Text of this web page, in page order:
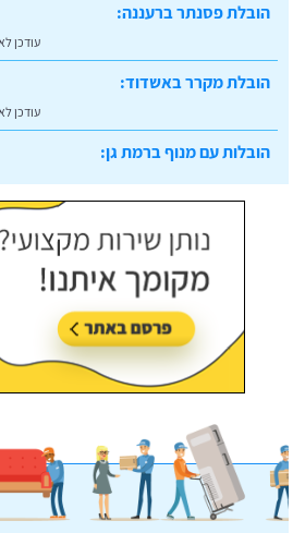
הובלת פסנתר ברעננה:
עודכן
הובלת מקרר באשדוד:
עודכן
הובלות עם מנוף ברמת גן:
עודכן